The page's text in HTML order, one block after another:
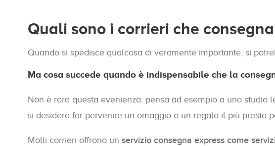
Quali sono i corrieri che
Quando si spedisce qualcosa di veramente importante, si
Ma cosa succede quando è indispensabile che la
Non è rara questa evenienza: pensa ad esempio a uno
si desidera far pervenire un omaggio o un regalo il più presto
Molti corrieri offrono un servizio consegna express come